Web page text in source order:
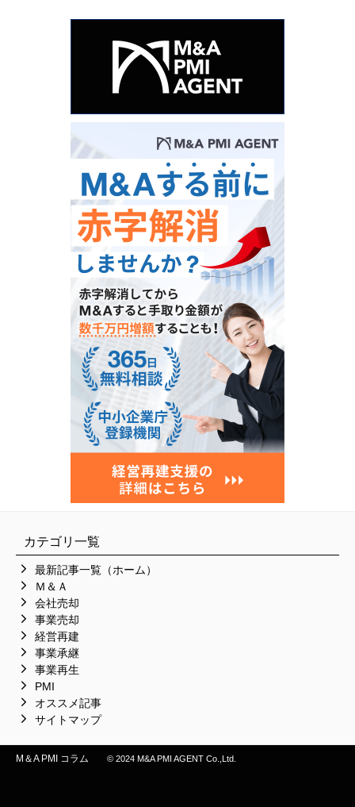
カテゴリ一覧
最新記事一覧（ホーム）
Ｍ＆Ａ
会社売却
事業売却
経営再建
事業承継
事業再生
PMI
オススメ記事
サイトマップ
M＆A PMI コラム © 2024 M&A PMI AGENT Co.,Ltd.